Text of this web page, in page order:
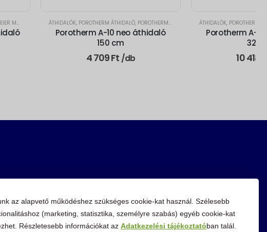
az alapvető működéshez szükséges cookie-kat használ. Szélesebb
(marketing, statisztika, személyre szabás) egyéb cookie-kat
Részletesebb információkat az Adatkezelési tájékoztatóban talál.
ÁTHIDALÓK, POROTHERM ÁTHIDALÓ, POROTHERM A-10 NEO ÁTHIDALÓ
Porotherm A-10 neo áthidaló
150 cm
4 709Ft /db
ÁTHIDALÓK, POROTHERM
Porotherm A-
325
10 418